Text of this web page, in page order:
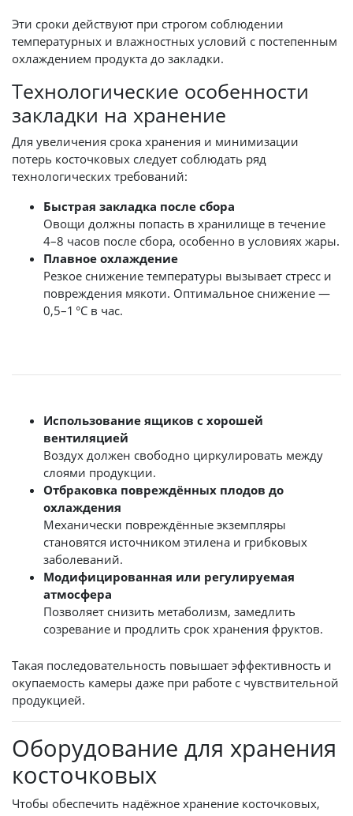
Эти сроки действуют при строгом соблюдении
температурных и влажностных условий с постепенным
охлаждением продукта до закладки.
Технологические особенности
закладки на хранение
Для увеличения срока хранения и минимизации
потерь косточковых следует соблюдать ряд
технологических требований:
Быстрая закладка после сбора
Овощи должны попасть в хранилище в течение
4–8 часов после сбора, особенно в условиях жары.
Плавное охлаждение
Резкое снижение температуры вызывает стресс и
повреждения мякоти. Оптимальное снижение —
0,5–1 °C в час.
Использование ящиков с хорошей
вентиляцией
Воздух должен свободно циркулировать между
слоями продукции.
Отбраковка повреждённых плодов до
охлаждения
Механически повреждённые экземпляры
становятся источником этилена и грибковых
заболеваний.
Модифицированная или регулируемая
атмосфера
Позволяет снизить метаболизм, замедлить
созревание и продлить срок хранения фруктов.
Такая последовательность повышает эффективность и
окупаемость камеры даже при работе с чувствительной
продукцией.
Оборудование для хранения
косточковых
Чтобы обеспечить надёжное хранение косточковых,